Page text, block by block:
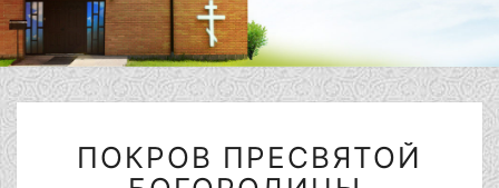
ПРЕСВЯТОЙ
БОГОРОДИЦЫ.
ПОКРОВ ПРЕСВЯТОЙ